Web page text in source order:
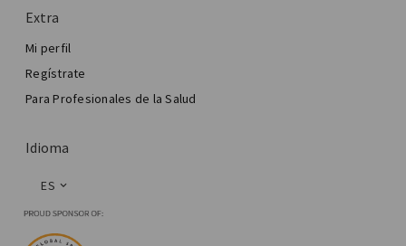
Extra
Mi perfil
Regístrate
Para Profesionales de la Salud
Idioma
ES